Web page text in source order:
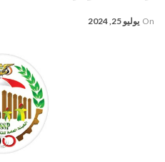
On يوليو 25, 2024